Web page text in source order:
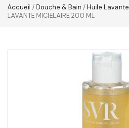
Accueil /Douche & Bain /Huile Lavante
LAVANTE MICIELAIRE 200 ML